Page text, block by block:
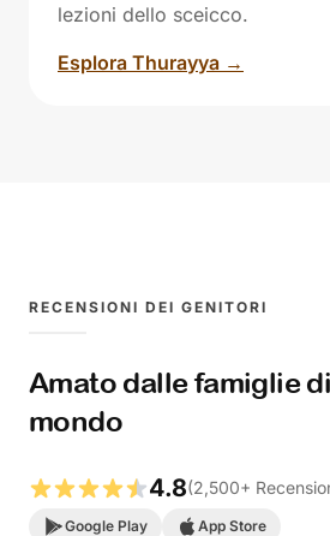
lezioni dello sceicco.
Esplora Thurayya →
RECENSIONI DEI GENITORI
Amato dalle famiglie
mondo
4.8(2,500+
Google Play App Store